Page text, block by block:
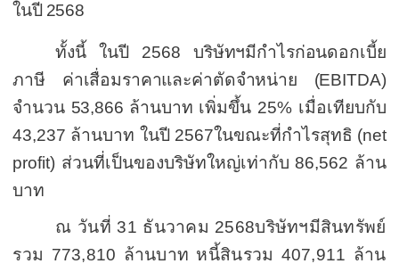
ในปี 2568
ทั้งนี้ ในปี 2568 บริษัทฯมีกำไรก่อนดอกเบี้ย
ภาษี ค่าเสื่อมราคาและค่าตัดจำหน่าย (EBITDA)
จำนวน 53,866 ล้านบาท เพิ่มขึ้น 25%เมื่อเทียบกับ
43,237 ล้านบาท ในปี 2567ในขณะที่กำไรสุทธิ (net
profit) ส่วนที่เป็นของบริษัทใหญ่เท่ากับ86,562 ล้าน
บาท
ณ วันที่ 31 ธันวาคม 2568บริษัทฯมีสินทรัพย์
รวม 773,810 ล้านบาท หนี้สินรวม 407,911 ล้าน